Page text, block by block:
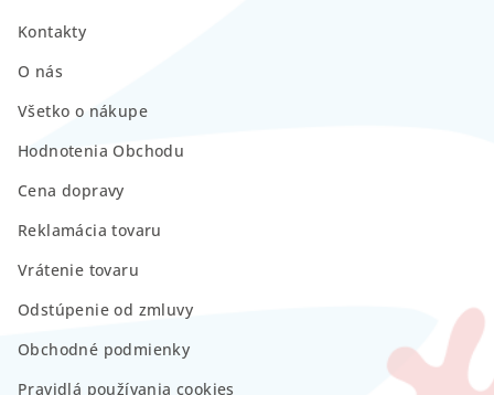
Kontakty
O nás
Všetko o nákupe
Hodnotenia Obchodu
Cena dopravy
Reklamácia tovaru
Vrátenie tovaru
Odstúpenie od zmluvy
Obchodné podmienky
Pravidlá používania cookies